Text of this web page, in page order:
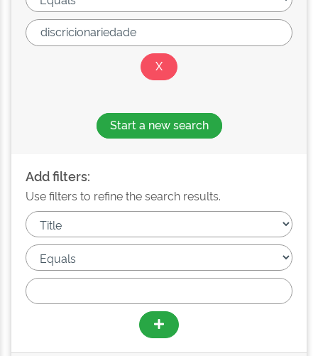
Start a new search
Add filters:
Use filters to refine the search results.